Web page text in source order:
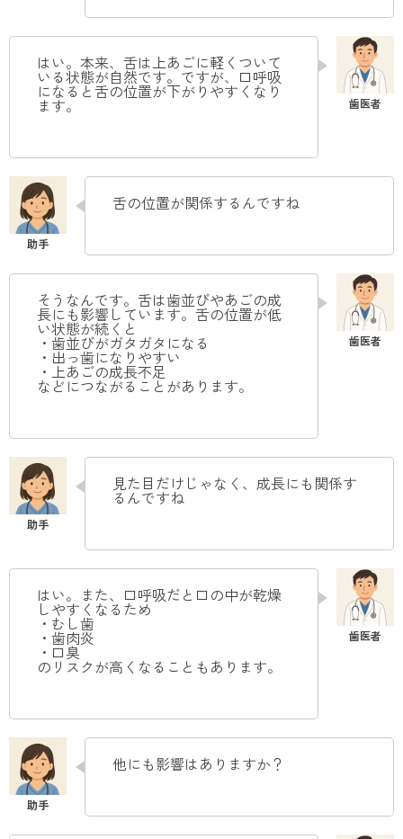
はい。本来、舌は上あごに軽くついて
いる状態が自然です。ですが、口呼吸
になると舌の位置が下がりやすくなり
ます。
舌の位置が関係するんですね
そうなんです。舌は歯並びやあごの成
長にも影響しています。舌の位置が低
い状態が続くと
・歯並びがガタガタになる
・出っ歯になりやすい
・上あごの成長不足
などにつながることがあります。
見た目だけじゃなく、成長にも関係す
るんですね
はい。また、口呼吸だと口の中が乾燥
しやすくなるため
・むし歯
・歯肉炎
・口臭
のリスクが高くなることもあります。
他にも影響はありますか？